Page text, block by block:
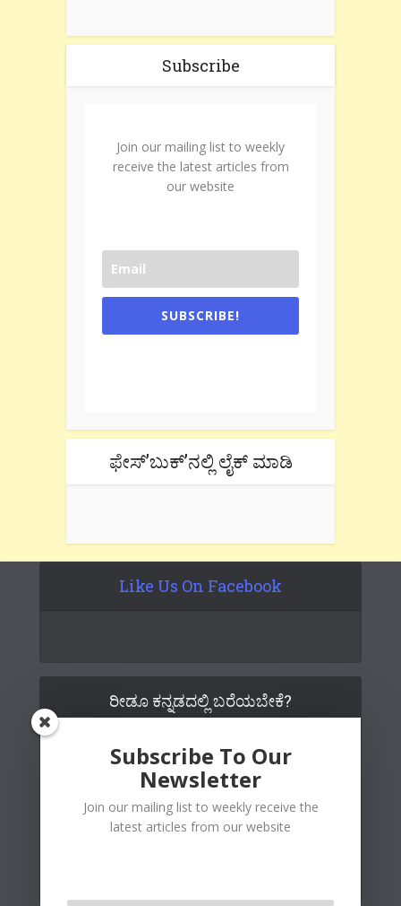
Subscribe
Join our mailing list to weekly
receive the latest articles from
our website
SUBSCRIBE!
ಫೇಸ್’ಬುಕ್’ನಲ್ಲಿ ಲೈಕ್ ಮಾಡಿ
Like Us On Facebook
ರೀಡೂ ಕನ್ನಡದಲ್ಲಿ ಬರೆಯಬೇಕೆ?
Subscribe To Our
Newsletter
Join our mailing list to weekly receive the
latest articles from our website